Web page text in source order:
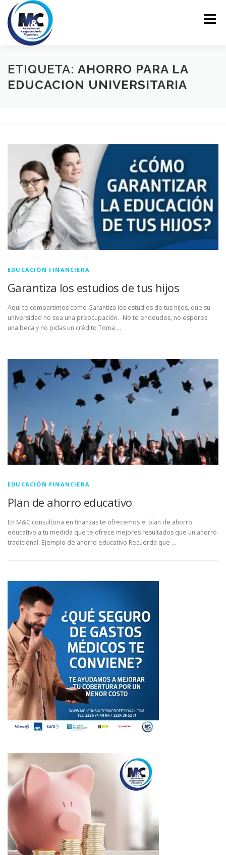
Saltar
contenido
Menú
INICIO ASESORÍA PERSONALES
ETIQUETA: AHORRO PARA LA
EDUCACION UNIVERSITARIA
EDUCACIÓN FINANCIERA
Garantiza los estudios de tus hijos
Aquí te compartimos como Garantiza los estudios de tus hijos, que su
universidad no sea una preocupación. -No te endeudes, no esperes
una beca y no pidas un crédito Toma …
EDUCACIÓN FINANCIERA
Plan de ahorro educativo
En M&C consultoria en finanzas te ofrecemos el plan de ahorro
educativo a tu medida que te ofrece mejores resultados que un ahorro
tradicional. Ejemplo de ahorro educativo Recuerda que …